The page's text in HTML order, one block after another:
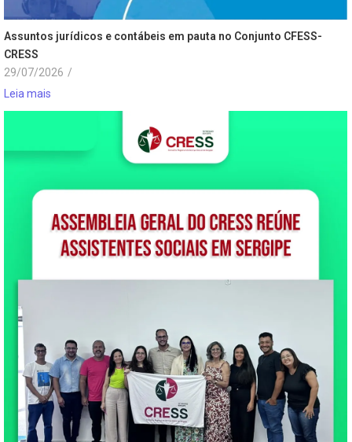
Assuntos jurídicos e contábeis em pauta no Conjunto CFESS-
CRESS
29/07/2026 /
Leia mais